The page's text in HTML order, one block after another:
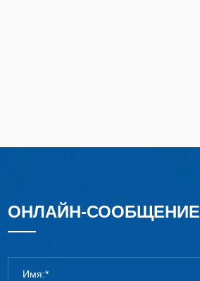
ОНЛАЙН-СООБЩЕНИЕ